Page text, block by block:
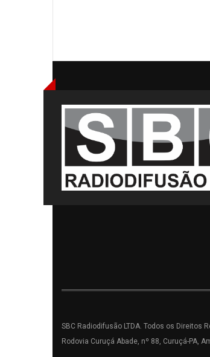
SBC Radiodifusão LTDA. Todos os Direitos
Rodovia Curuçá Abade, nº 88, Curuçá-PA,